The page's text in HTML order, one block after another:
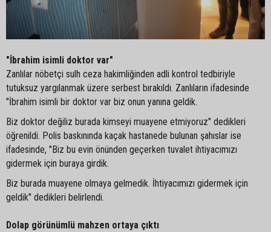
"İbrahim isimli doktor var"
Zanlılar nöbetçi sulh ceza hakimliğinden adli kontrol tedbiriyle
tutuksuz yargılanmak üzere serbest bırakıldı. Zanlıların ifadesinde
"İbrahim isimli bir doktor var biz onun yanına geldik.
Biz doktor değiliz burada kimseyi muayene etmiyoruz" dedikleri
öğrenildi. Polis baskınında kaçak hastanede bulunan şahıslar ise
ifadesinde, "Biz bu evin önünden geçerken tuvalet ihtiyacımızı
gidermek için buraya girdik.
Biz burada muayene olmaya gelmedik. İhtiyacımızı gidermek için
geldik" dedikleri belirlendi.
Dolap görünümlü mahzen ortaya çıktı